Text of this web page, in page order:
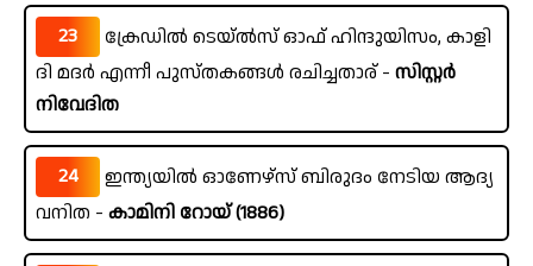
23
ക്രേഡിൽ ടെയ്ൽസ് ഓഫ് ഹിന്ദുയിസം, കാളി
ദി മദർ എന്നീ പുസ്തകങ്ങൾ രചിച്ചതാര് - സിസ്റ്റർ
നിവേദിത
24
ഇന്ത്യയിൽ ഓണേഴ്സ് ബിരുദം നേടിയ ആദ്യ
വനിത - കാമിനി റോയ് (1886)